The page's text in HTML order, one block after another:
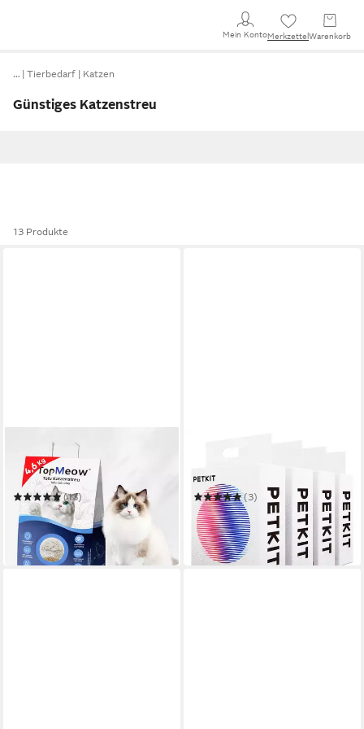
Mein KontoMerkzettel Warenkorb
… Tierbedarf Katzen
Günstiges Katzenstreu
13 Produkte
TOPMEOW
Katzenstreu klumpend 18,4
kg, 100 % pflanzliche Tofu
Katzenstreu
(13)
ab 21,99 € UVP 39,99 €
-45%
in 6-8 Werktagen bei dir
Gemischtes Katzenstreu(4-
tlg)
(3)
44,99 € UVP 69,99 €
-36%
in 4-5 Werktagen bei dir